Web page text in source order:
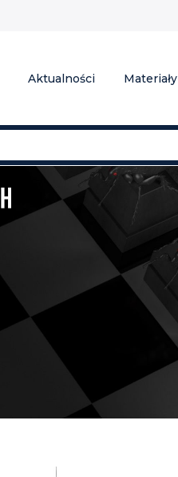
Aktualności Materiały